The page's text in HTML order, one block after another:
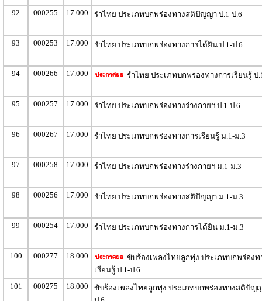
92 000255 17.000 รำไทย ประเภทบกพร่องทางสติปัญญา ป.1-ป.6
93 000253 17.000 รำไทย ประเภทบกพร่องทางการได้ยิน ป.1-ป.6
94 000266 17.000 รำไทย ประเภทบกพร่องทางการเรียนรู้ ป
95 000257 17.000 รำไทย ประเภทบกพร่องทางร่างกายฯ ป.1-ป.6
96 000267 17.000 รำไทย ประเภทบกพร่องทางการเรียนรู้ ม.1-ม.3
97 000258 17.000 รำไทย ประเภทบกพร่องทางร่างกายฯ ม.1-ม.3
98 000256 17.000 รำไทย ประเภทบกพร่องทางสติปัญญา ม.1-ม.3
99 000254 17.000 รำไทย ประเภทบกพร่องทางการได้ยิน ม.1-ม.3
100 000277 18.000
ขับร้องเพลงไทยลูกทุ่ง ประเภทบกพร่องท
เรียนรู้ ป.1-ป.6
101
000275 18.000
ขับร้องเพลงไทยลูกทุ่ง ประเภทบกพร่องทางสติปัญ